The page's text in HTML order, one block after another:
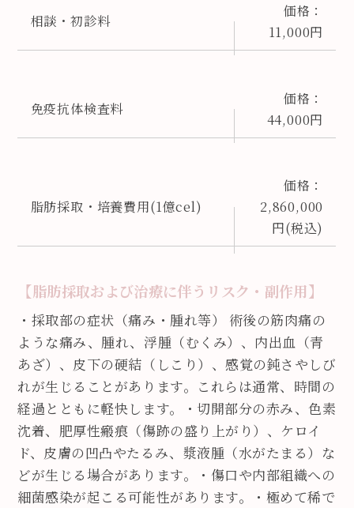
相談・初診料
価格：
11,000円
免疫抗体検査料
価格：
44,000円
脂肪採取・培養費用(1億cel)
価格：
2,860,000
円(税込)
【脂肪採取および治療に伴うリスク・副作用】
・採取部の症状（痛み・腫れ等） 術後の筋肉痛の
ような痛み、腫れ、浮腫（むくみ）、内出血（青
あざ）、皮下の硬結（しこり）、感覚の鈍さやしび
れが生じることがあります。これらは通常、時間の
経過とともに軽快します。
・切開部分の赤み、色素
沈着、肥厚性瘢痕（傷跡の盛り上がり）、ケロイ
ド、皮膚の凹凸やたるみ、漿液腫（水がたまる）な
どが生じる場合があります。
・傷口や内部組織への
細菌感染が起こる可能性があります。
・極めて稀で